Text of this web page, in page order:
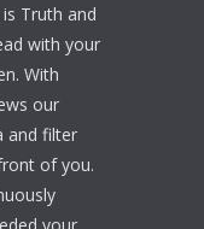
Truth and
with your
With
our
and filter
of you.
your